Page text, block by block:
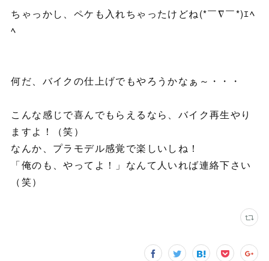
ちゃっかし、ペケも入れちゃったけどね(*￣∇￣*)ｴﾍ
ﾍ
何だ、バイクの仕上げでもやろうかなぁ～・・・
こんな感じで喜んでもらえるなら、バイク再生やり
ますよ！（笑）
なんか、プラモデル感覚で楽しいしね！
「俺のも、やってよ！」なんて人いれば連絡下さい
（笑）